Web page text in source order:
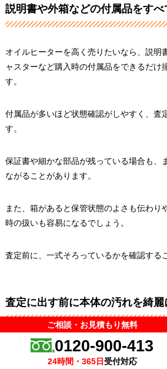
ご相談・お見積もり無料
0120-900-413
24時間・365日受付対応
説明書や外箱などの付属品をすべ
オイルヒーターを高く売りたいなら、説明
ャスターなど購入時の付属品をできるだけ
す。
付属品が多いほど状態確認がしやすく、査
す。
保証書や細かな部品が残っている場合も、
ながることがあります。
また、箱があると保管状態のよさも伝わり
時の扱いも容易になるでしょう。
査定前に、一式そろっているかを確認する
査定に出す前に本体の汚れを綺麗
査定前に本体の汚れを落としておくと、見
使いわれていた製品として見てもらいやす
ご相談・お見積もり無料
0120-900-413
24時間・365日受付対応